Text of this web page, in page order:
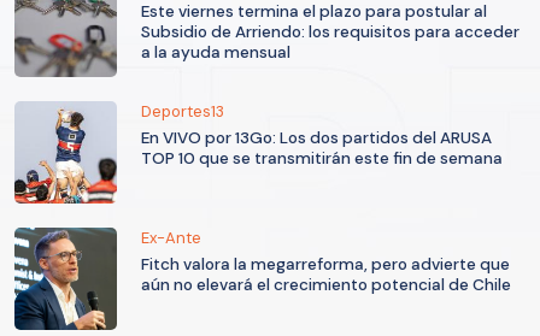
Este viernes termina el plazo para postular al
Subsidio de Arriendo: los requisitos para acceder
a la ayuda mensual
Deportes13
En VIVO por 13Go: Los dos partidos del ARUSA
TOP 10 que se transmitirán este fin de semana
Ex-Ante
Fitch valora la megarreforma, pero advierte que
aún no elevará el crecimiento potencial de Chile